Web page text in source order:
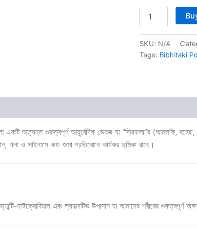
SKU: N/A
Tags: Bibhitaki
একটি অত্যন্ত গুরুত্বপূর্ণ আয়ুর্বেদিক ভেষজ যা “ত্রিফলা”র (আমলকি, বহেরা,
গলা ও সাইনাসে কফ জমা প্রতিরোধে কার্যকর ভূমিকা রাখে।
মাইক্রোবিয়াল এবং ল্যাক্সেটিভ উপাদান যা আমাদের শরীরের গুরুত্বপূর্ণ